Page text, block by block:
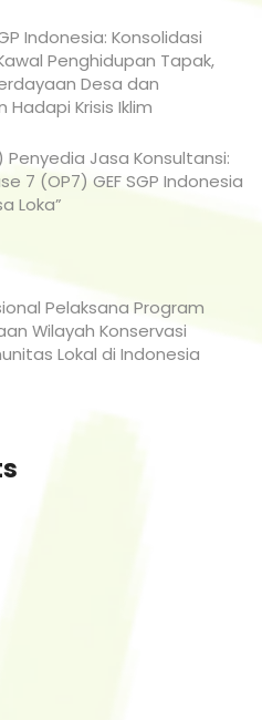
Indonesia: Konsolidasi
Penghidupan Tapak,
Desa dan
Krisis Iklim
Penyedia Jasa Konsultansi:
7 (OP7) GEF SGP Indonesia
Loka”
Pelaksana Program
Wilayah Konservasi
Lokal di Indonesia